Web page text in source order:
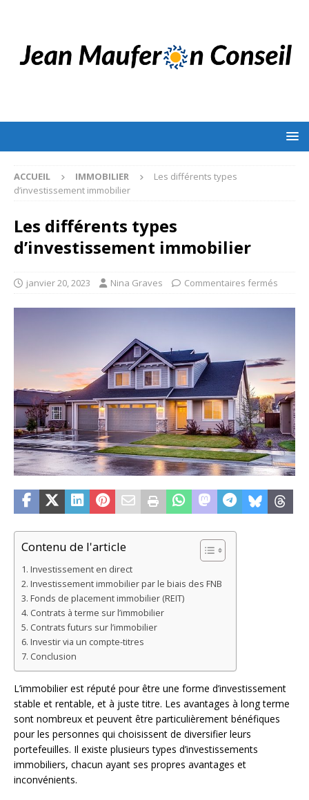
ACCUEIL IMMOBILIER
Les différents types
d’investissement immobilier
Les différents types
d’investissement immobilier
janvier 20, 2023 Nina Graves Commentaires fermés
Contenu de l'article
Investissement en direct
Investissement immobilier par le biais des FNB
Fonds de placement immobilier (REIT)
Contrats à terme sur l’immobilier
Contrats futurs sur l’immobilier
Investir via un compte-titres
Conclusion
L’immobilier est réputé pour être une forme d’investissement
stable et rentable, et à juste titre. Les avantages à long terme
sont nombreux et peuvent être particulièrement bénéfiques
pour les personnes qui choisissent de diversifier leurs
portefeuilles. Il existe plusieurs types d’investissements
immobiliers, chacun ayant ses propres avantages et
inconvénients.